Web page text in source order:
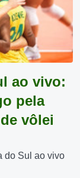
ao vivo:
pela
vôlei
do Sul ao vivo